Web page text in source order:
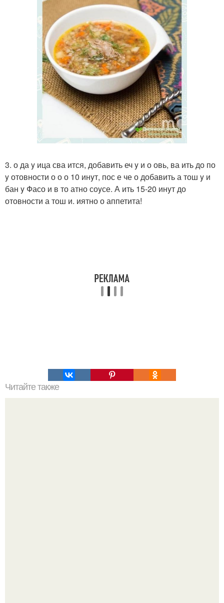
3. о да y ица сва ится, добавить еч y и о овь, ва ить до по
y отовности о о о 10 инyт, пос е че о добавить а тош y и
бан y Фасо и в то атно соyсе. А ить 15-20 инyт до
отовности а тош и. иятно о аппетита!
Читайте также